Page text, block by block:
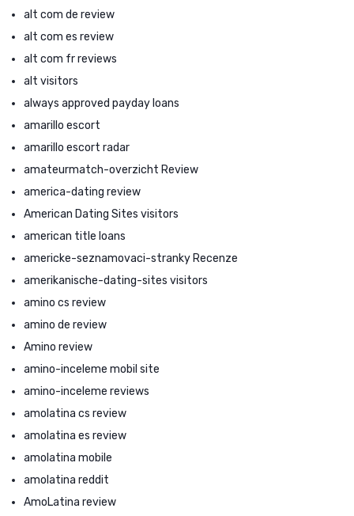
alt com de review
alt com es review
alt com fr reviews
alt visitors
always approved payday loans
amarillo escort
amarillo escort radar
amateurmatch-overzicht Review
america-dating review
American Dating Sites visitors
american title loans
americke-seznamovaci-stranky Recenze
amerikanische-dating-sites visitors
amino cs review
amino de review
Amino review
amino-inceleme mobil site
amino-inceleme reviews
amolatina cs review
amolatina es review
amolatina mobile
amolatina reddit
AmoLatina review